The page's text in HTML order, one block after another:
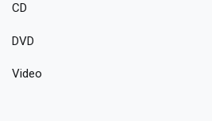
CD
DVD
Video